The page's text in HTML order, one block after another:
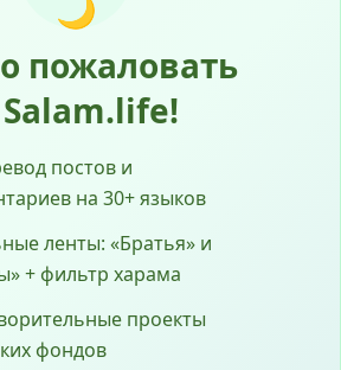
🌙
пожаловать
постов и
на 30+ языков
ленты: «Братья» и
+ фильтр харама
проекты
фондов